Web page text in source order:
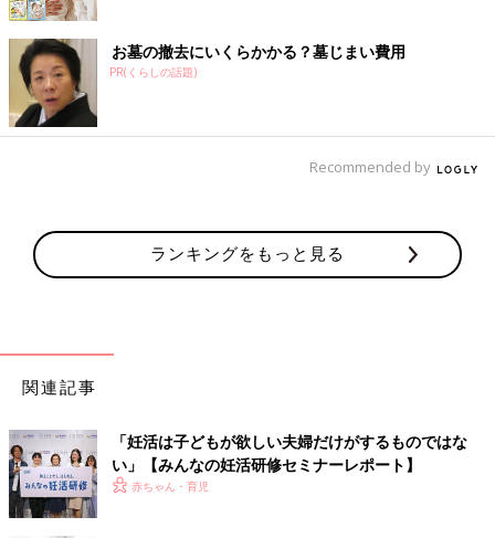
お墓の撤去にいくらかかる？墓じまい費用
PR(くらしの話題)
Recommended by
ランキングをもっと見る
関連記事
「妊活は子どもが欲しい夫婦だけがするものではな
い」【みんなの妊活研修セミナーレポート】
赤ちゃん・育児